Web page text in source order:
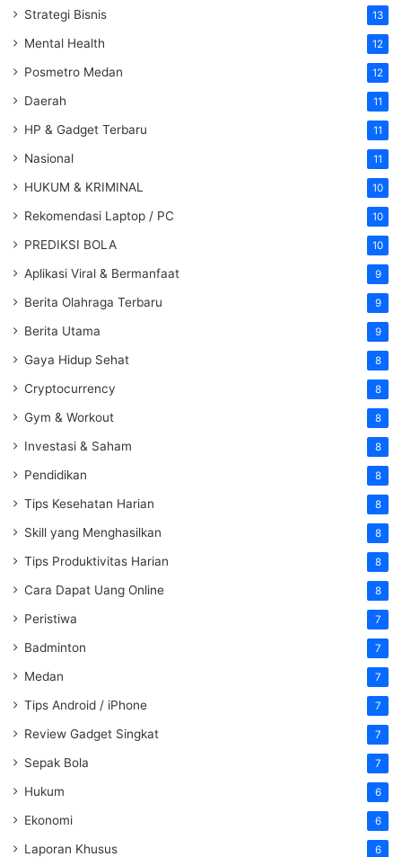
Strategi Bisnis 13
Mental Health 12
Posmetro Medan 12
Daerah 11
HP & Gadget Terbaru 11
Nasional 11
HUKUM & KRIMINAL 10
Rekomendasi Laptop / PC 10
PREDIKSI BOLA 10
Aplikasi Viral & Bermanfaat 9
Berita Olahraga Terbaru 9
Berita Utama 9
Gaya Hidup Sehat 8
Cryptocurrency 8
Gym & Workout 8
Investasi & Saham 8
Pendidikan 8
Tips Kesehatan Harian 8
Skill yang Menghasilkan 8
Tips Produktivitas Harian 8
Cara Dapat Uang Online 8
Peristiwa 7
Badminton 7
Medan 7
Tips Android / iPhone 7
Review Gadget Singkat 7
Sepak Bola 7
Hukum 6
Ekonomi 6
Laporan Khusus 6